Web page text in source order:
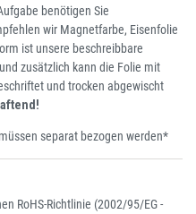
benötigen Sie
wir Magnetfarbe, Eisenfolie
ist unsere beschreibbare
zusätzlich kann die Folie mit
und trocken abgewischt
separat bezogen werden*
RoHS-Richtlinie (2002/95/EG -